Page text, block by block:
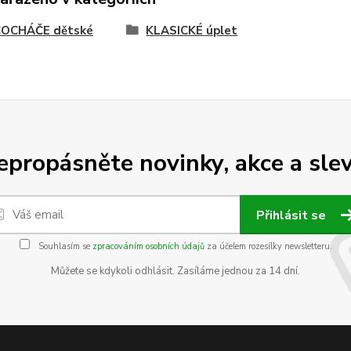
dětské KLASICKÉ úplet
novinky, akce a
Přihlásit se
Souhlasím se zpracováním osobních údajůza účelem rozesílky newsletteru.
Můžete se kdykoli odhlásit. Zasíláme jednou za 14 dní.